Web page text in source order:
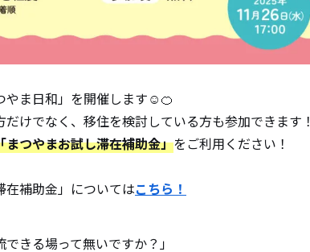
やま日和」を開催します☺🍊
けでなく、移住を検討している方も参加できます！
まつやまお試し滞在補助金」をご利用ください！
在補助金」についてはこちら！
きる場って無いですか？」